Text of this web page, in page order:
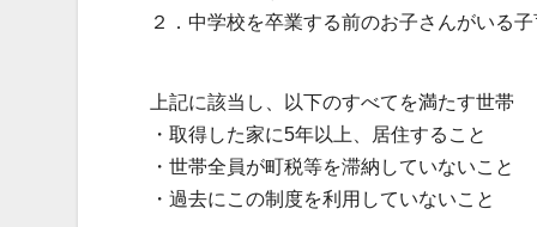
２．中学校を卒業する前のお子さんがいる
上記に該当し、以下のすべてを満たす世帯
・取得した家に5年以上、居住すること
・世帯全員が町税等を滞納していないこと
・過去にこの制度を利用していないこと